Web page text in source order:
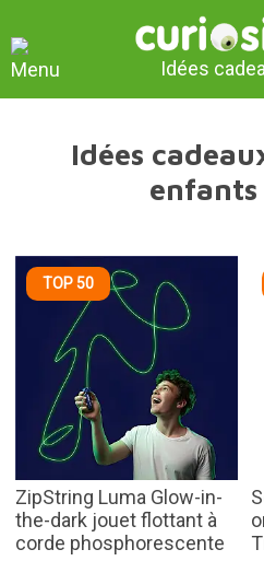
Idées
Idées
enfants
TOP 50
ZipString Luma Glow-in-
the-dark jouet flottant à
corde phosphorescente